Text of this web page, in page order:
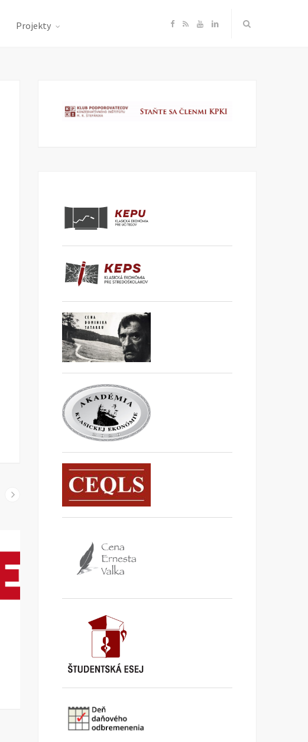
Projekty F
e
R Y
T
L
k
Rádio Regina: Samosprávy
finišujú s prípravou
rozpočtov
2025